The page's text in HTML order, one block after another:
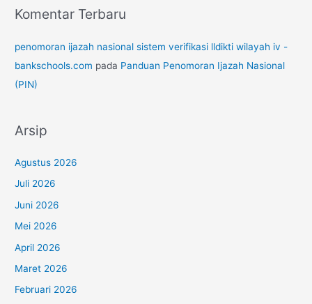
Komentar Terbaru
penomoran ijazah nasional sistem verifikasi lldikti wilayah iv -
bankschools.com pada Panduan Penomoran Ijazah Nasional
(PIN)
Arsip
Agustus 2026
Juli 2026
Juni 2026
Mei 2026
April 2026
Maret 2026
Februari 2026